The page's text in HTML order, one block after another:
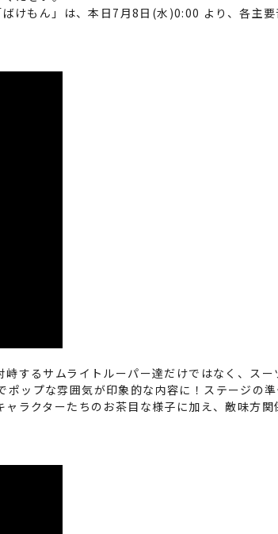
けもん」は、本日7月8日(水)0:00 より、各主
するサムライトルーパー達だけではなく、スー
ップな雰囲気が印象的な内容に！ステージの
ラクターたちのお茶目な様子に加え、敵味方